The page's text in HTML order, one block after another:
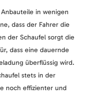
Anbauteile in wenigen
dass der Fahrer die
der Schaufel sorgt die
dass eine dauernde
überflüssig wird.
stets in der
noch effizienter und